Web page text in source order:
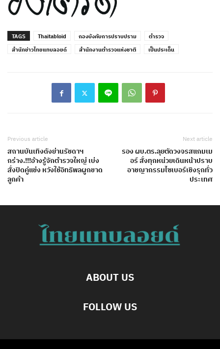
TAGS Thaitabloid กองบังคับการปราบปราม
ตำรวจ
สำนักข่าวไทยแทบลอยด์
สำนักงานตำรวจแห่งชาติ เป็นประเด็น
Previous article
สถานบันเทิงดังย่านรัชดาฯ
กร่าง.!!!อ้างรู้จักตำรวจใหญ่ เบ่ง
สั่งปิดคู่แข่ง หวังใช้อิทธิพลผูกขาด
ลูกค้า
Next article
รอง ผบ.ตร.ลุยตัดวงจรสแกมเม
อร์ สั่งทุกหน่วยเดินหน้าปราบ
อาชญากรรมไซเบอร์เชิงรุกทั่ว
ประเทศ
ABOUT US
FOLLOW US